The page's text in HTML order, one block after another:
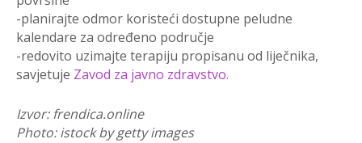
-planirajte odmor koristeći dostupne peludne
kalendare za određeno područje
-redovito uzimajte terapiju propisanu od liječnika,
savjetuje Zavod za javno zdravstvo.
Izvor: frendica.online
Photo: istock by getty images